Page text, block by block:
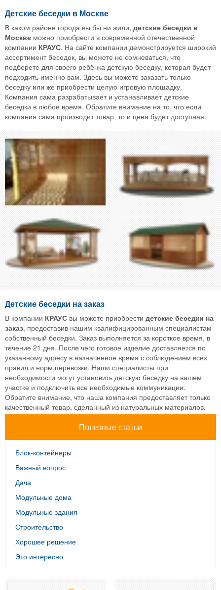
Детские беседки в Москве
В каком районе города вы бы ни жили, детские беседки в
Москве можно приобрести в современной отечественной
компании КРАУС. На сайте компании демонстрируется широкий
ассортимент беседок, вы можете не сомневаться, что
подберете для своего ребёнка детскую беседку, которая будет
подходить именно вам. Здесь вы можете заказать только
беседку или же приобрести целую игровую площадку.
Компания сама разрабатывает и устанавливает детские
беседки в любое время. Обратите внимание на то, что если
компания сама производит товар, то и цена будет доступная.
Детские беседки на заказ
В компании КРАУС вы можете приобрести детские беседки на
заказ, предоставив нашим квалифицированным специалистам
собственный беседки. Заказ выполняется за короткое время, в
течение 21 дня. После чего готовое изделие доставляется по
указанному адресу в назначенное время с соблюдением всех
правил и норм перевозки. Наши специалисты при
необходимости могут установить детскую беседку на вашем
участке и подключить все необходимые коммуникации.
Обратите внимание, что наша компания предоставляет только
качественный товар, сделанный из натуральных материалов.
Полезные статьи
Блок-контейнеры
Важный вопрос
Дача
Модульные дома
Модульные здания
Строительство
Хорошее решение
Это интересно